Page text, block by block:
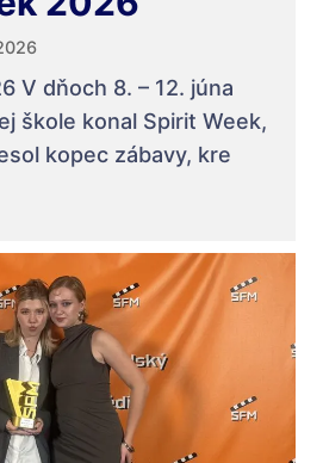
V dňoch 8. – 12. júna
škole konal Spirit Week,
kopec zábavy, kre